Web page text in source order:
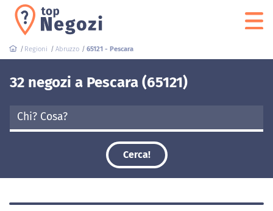
Regioni Abruzzo 65121 - Pescara
32 negozi a Pescara (65121)
Cerca!